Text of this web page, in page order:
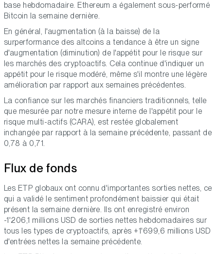
base hebdomadaire. Ethereum a également sous-performé
Bitcoin la semaine dernière.
En général, l'augmentation (à la baisse) de la
surperformance des altcoins a tendance à être un signe
d'augmentation (diminution) de l'appétit pour le risque sur
les marchés des cryptoactifs. Cela continue d'indiquer un
appétit pour le risque modéré, même s'il montre une légère
amélioration par rapport aux semaines précédentes.
La confiance sur les marchés financiers traditionnels, telle
que mesurée par notre mesure interne de l'appétit pour le
risque multi-actifs (CARA), est restée globalement
inchangée par rapport à la semaine précédente, passant de
0,78 à 0,71.
Flux de fonds
Les ETP globaux ont connu d'importantes sorties nettes, ce
qui a validé le sentiment profondément baissier qui était
présent la semaine dernière. Ils ont enregistré environ
-1'206,1 millions USD de sorties nettes hebdomadaires sur
tous les types de cryptoactifs, après +1'699,6 millions USD
d'entrées nettes la semaine précédente.